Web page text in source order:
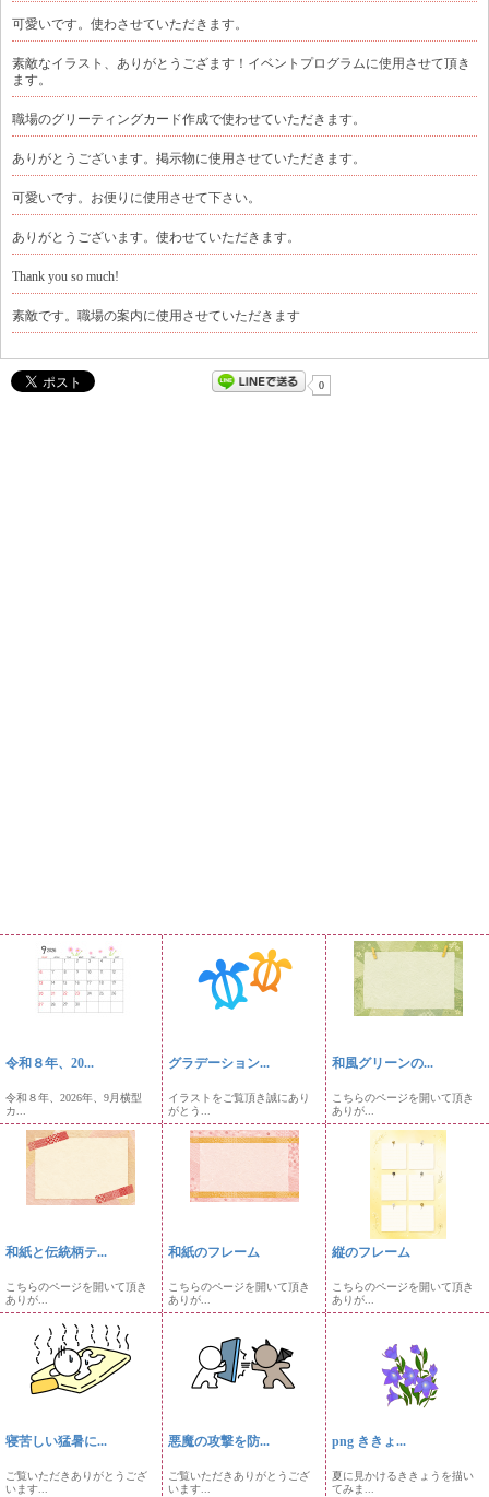
可愛いです。使わさせていただきます。
素敵なイラスト、ありがとうござます！イベントプログラムに使用させて頂き
ます。
職場のグリーティングカード作成で使わせていただきます。
ありがとうございます。掲示物に使用させていただきます。
可愛いです。お便りに使用させて下さい。
ありがとうございます。使わせていただきます。
Thank you so much!
素敵です。職場の案内に使用させていただきます
0
令和８年、20...
令和８年、2026年、9月横型
カ...
グラデーション...
イラストをご覧頂き誠にあり
がとう...
和風グリーンの...
こちらのページを開いて頂き
ありが...
和紙と伝統柄テ...
こちらのページを開いて頂き
ありが...
和紙のフレーム
こちらのページを開いて頂き
ありが...
縦のフレーム
こちらのページを開いて頂き
ありが...
寝苦しい猛暑に...
ご覧いただきありがとうござ
います...
悪魔の攻撃を防...
ご覧いただきありがとうござ
います...
png ききょ...
夏に見かけるききょうを描い
てみま...